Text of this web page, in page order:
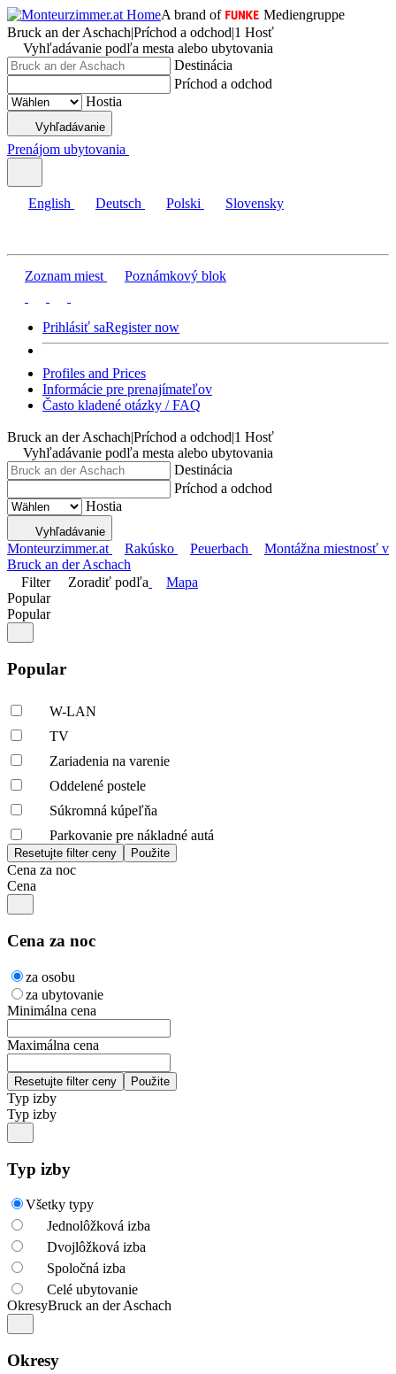
A brand of
Mediengruppe
Bruck an der Aschach|Príchod a odchod|1 Hosť
Vyhľadávanie podľa mesta alebo ubytovania
Destinácia
Príchod a odchod
Hostia
Vyhľadávanie
Prenájom ubytovania
English Deutsch Polski Slovensky
Zoznam miest Poznámkový blok
Prihlásiť saRegister now
Profiles and Prices
Informácie pre prenajímateľov
Často kladené otázky / FAQ
Bruck an der Aschach|Príchod a odchod|1 Hosť
Vyhľadávanie podľa mesta alebo ubytovania
Destinácia
Príchod a odchod
Hostia
Vyhľadávanie
Monteurzimmer.at Rakúsko Peuerbach
Montážna miestnosť v
Bruck an der Aschach
Filter
Zoradiť podľa
Mapa
Popular
Popular
Popular
W-LAN
TV
Zariadenia na varenie
Oddelené postele
Súkromná kúpeľňa
Parkovanie pre nákladné autá
Cena za noc
Cena
Cena za noc
za osobu
za ubytovanie
Minimálna cena
Maximálna cena
Typ izby
Typ izby
Typ izby
Všetky typy
Jednolôžková izba
Dvojlôžková izba
Spoločná izba
Celé ubytovanie
OkresyBruck an der Aschach
Okresy